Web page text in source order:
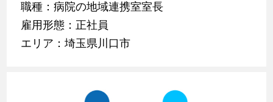
職種：病院の地域連携室室長
雇用形態：正社員
エリア：埼玉県川口市